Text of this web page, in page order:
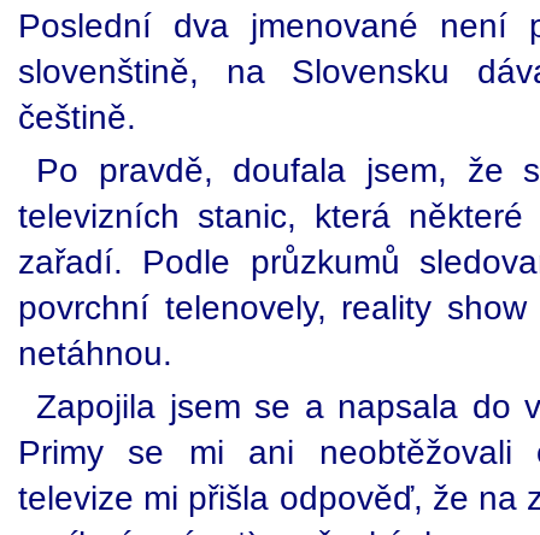
Poslední dva jmenované
slovenštině, na Slovensku
češtině.
Po pravdě, doufala jsem, že
televizních stanic, která
zařadí. Podle průzkumů
povrchní telenovely, reality
netáhnou.
Zapojila jsem se a napsala do
Primy se mi ani neobtěžovali
televize mi přišla odpověď, že na